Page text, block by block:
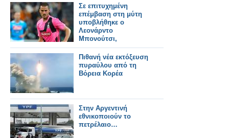
Σε επιτυχημένη
επέμβαση στη μύτη
υποβλήθηκε ο
Λεονάρντο
Μπονούτσι,
Πιθανή νέα εκτόξευση
πυραύλου από τη
Βόρεια Κορέα
Στην Αργεντινή
εθνικοποιούν το
πετρέλαιο…